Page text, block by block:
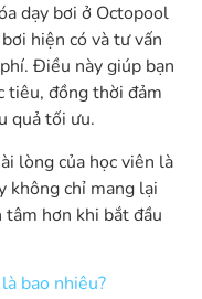
dạy bơi ở Octopool
hiện có và tư vấn
Điều này giúp bạn
tiêu, đồng thời đảm
quả tối ưu.
lòng của học viên là
không chỉ mang lại
tâm hơn khi bắt đầu
bao nhiêu?